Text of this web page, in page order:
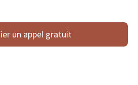
un appel gratuit